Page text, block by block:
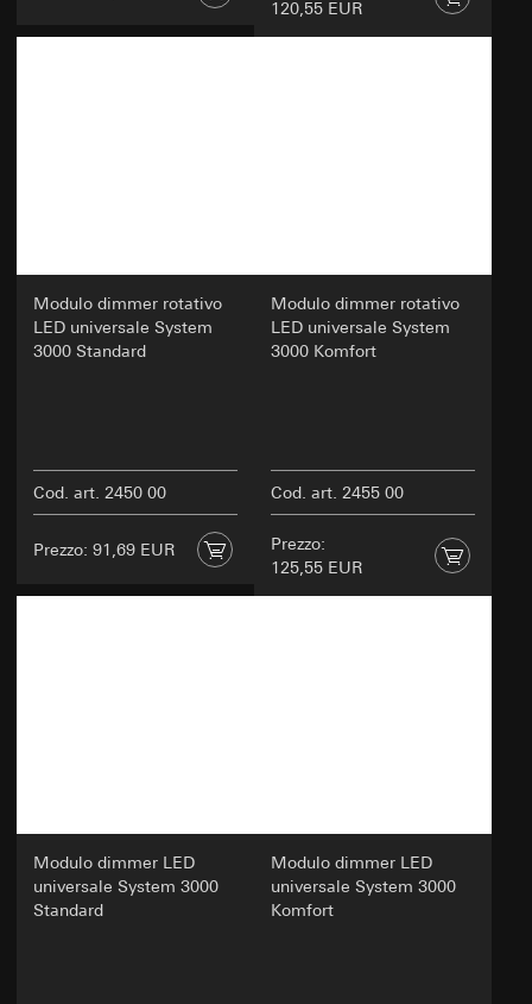
120,55 EUR
Modulo dimmer rotativo
LED universale System
3000 Standard
Cod. art. 2450 00
Prezzo: 91,69 EUR
Modulo dimmer rotativo
LED universale System
3000 Komfort
Cod. art. 2455 00
Prezzo:
125,55 EUR
Modulo dimmer LED
universale System 3000
Standard
Modulo dimmer LED
universale System 3000
Komfort